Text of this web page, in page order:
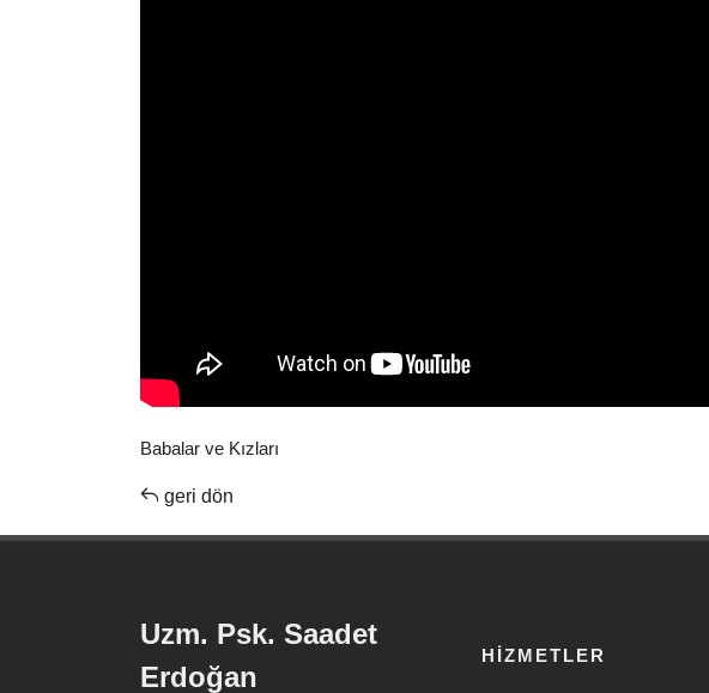
Babalar ve Kızları
geri dön
Uzm. Psk. Saadet
Erdoğan
HIZMETLER